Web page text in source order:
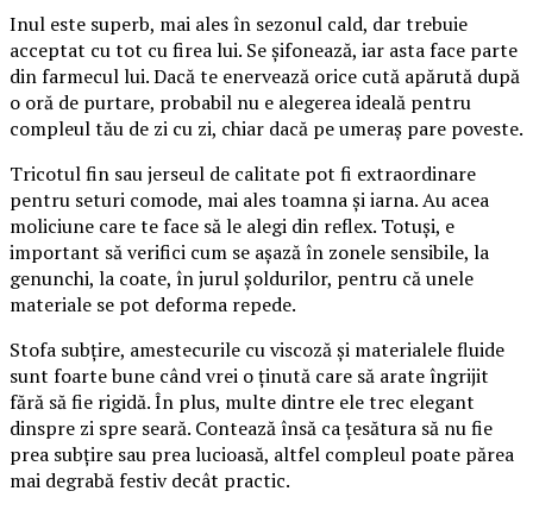
Inul este superb, mai ales în sezonul cald, dar trebuie
acceptat cu tot cu firea lui. Se șifonează, iar asta face parte
din farmecul lui. Dacă te enervează orice cută apărută după
o oră de purtare, probabil nu e alegerea ideală pentru
compleul tău de zi cu zi, chiar dacă pe umeraș pare poveste.
Tricotul fin sau jerseul de calitate pot fi extraordinare
pentru seturi comode, mai ales toamna și iarna. Au acea
moliciune care te face să le alegi din reflex. Totuși, e
important să verifici cum se așază în zonele sensibile, la
genunchi, la coate, în jurul șoldurilor, pentru că unele
materiale se pot deforma repede.
Stofa subțire, amestecurile cu viscoză și materialele fluide
sunt foarte bune când vrei o ținută care să arate îngrijit
fără să fie rigidă. În plus, multe dintre ele trec elegant
dinspre zi spre seară. Contează însă ca țesătura să nu fie
prea subțire sau prea lucioasă, altfel compleul poate părea
mai degrabă festiv decât practic.